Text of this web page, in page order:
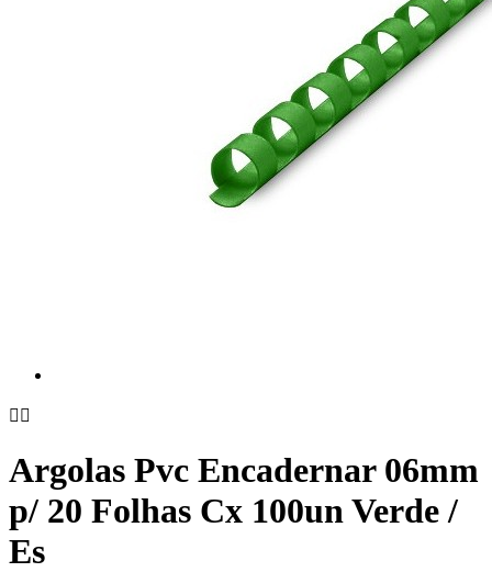
 
Argolas Pvc Encadernar 06mm
p/ 20 Folhas Cx 100un Verde /
Es